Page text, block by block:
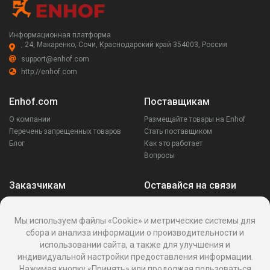
Информационная платформа
, 24, Макаренко, Сочи, Краснодарский край 354003, Россия
support@enhof.com
http://enhof.com
Enhof.com
О компании
Перечень запрещенных товаров
Блог
Поставщикам
Размещайте товары на Enhof
Стать поставщиком
Как это работает
Вопросы
Заказчикам
Написать поставщику
Реквизиты
Оставайся на связи
Мы используем файлы «Cookie» и метрические системы для
сбора и анализа информации о производительности и
использовании сайта, а также для улучшения и
индивидуальной настройки предоставления информации.